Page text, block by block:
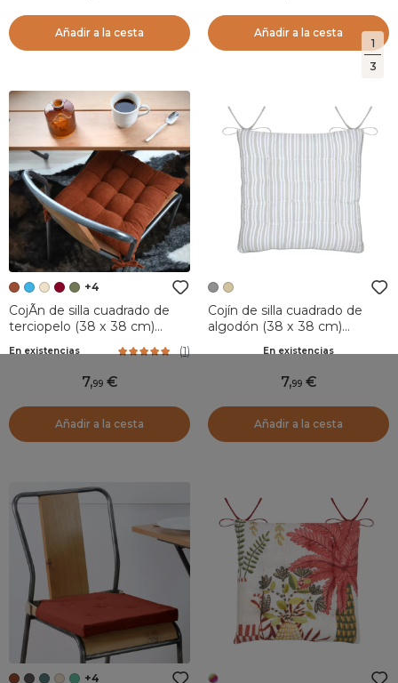
1
3
Añadir a la cesta Añadir a la cesta
+4
CojÃ­n de silla cuadrado de
terciopelo (38 x 38 cm)
En existencias (1)
7,99
Añadir a la cesta
Cojín de silla cuadrado de
algodón (38 x 38 cm)
En existencias
7,99
Añadir a la cesta
+4